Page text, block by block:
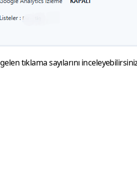
tıklama sayılarını